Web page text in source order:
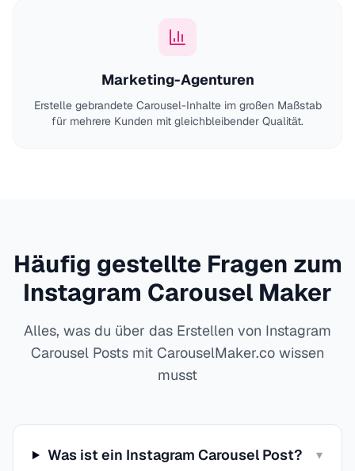
Marketing-Agenturen
Erstelle gebrandete Carousel-Inhalte im großen Maßstab
für mehrere Kunden mit gleichbleibender Qualität.
Häufig gestellte Fragen zum
Instagram Carousel Maker
Alles, was du über das Erstellen von Instagram
Carousel Posts mit CarouselMaker.co wissen
musst
Was ist ein Instagram Carousel Post? ▾